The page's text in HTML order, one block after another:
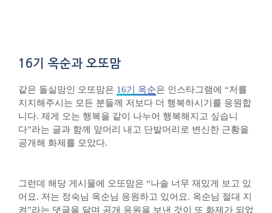
16기 옥순과 오또맘
같은 돌실맘인 오또맘은 16기 옥순은 인스타그램에 “저를
지지해주시는 모든 분들께 저보다 더 행복하시기를 응원합
니다. 제게 오는 행복을 같이 나누어 행복해지고 싶습니
다”라는 글과 함께 앞머리 내고 단발머리로 변신한 근황을
공개해 화제를 모았다.
그런데 해당 게시물에 오또맘은 “나솔 너무 재밌게 보고 있
어요. 저는 정숙님 옥순님 응원하고 있어요. 옥순님 절대 지
켜”라는 댓글을 달며 공개 응원을 보낸 것이 또 화제가 되었